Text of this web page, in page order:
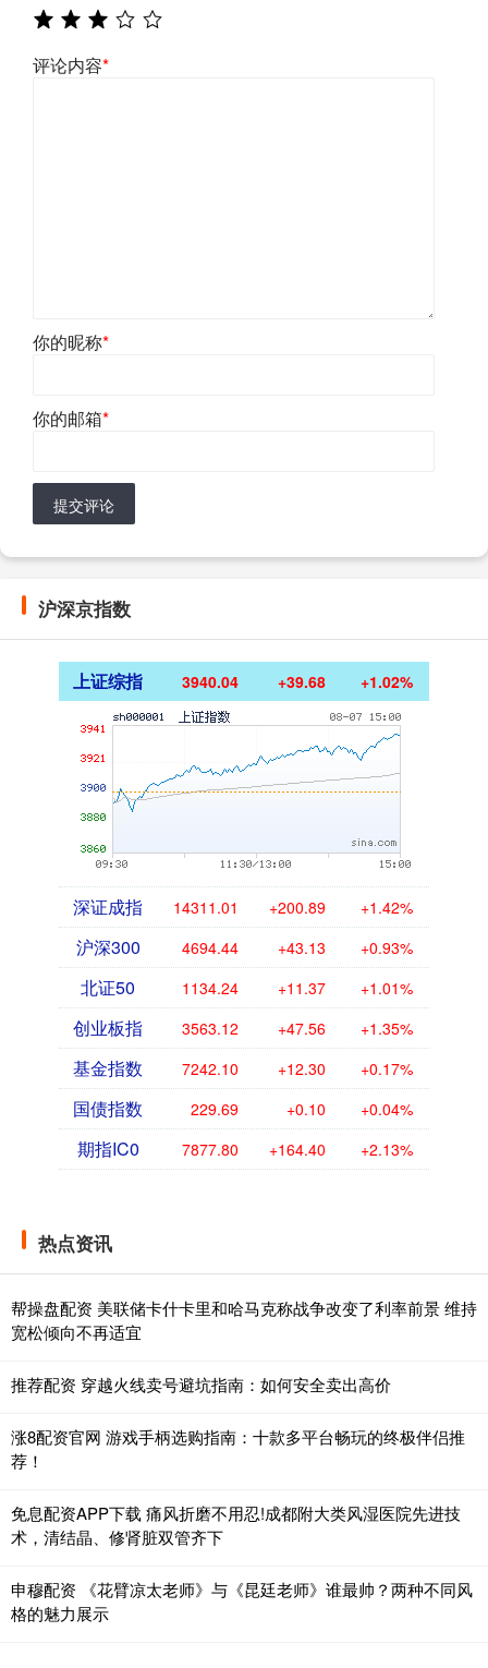
评论内容*
你的昵称*
你的邮箱*
提交评论
沪深京指数
上证综指 3940.04 +39.68 +1.02%
深证成指 14311.01 +200.89 +1.42%
沪深300 4694.44 +43.13 +0.93%
北证50 1134.24 +11.37 +1.01%
创业板指 3563.12 +47.56 +1.35%
基金指数 7242.10 +12.30 +0.17%
国债指数 229.69 +0.10 +0.04%
期指IC0 7877.80 +164.40 +2.13%
热点资讯
帮操盘配资 美联储卡什卡里和哈马克称战争改变了利率前景 维持
宽松倾向不再适宜
推荐配资 穿越火线卖号避坑指南：如何安全卖出高价
涨8配资官网 游戏手柄选购指南：十款多平台畅玩的终极伴侣推
荐！
免息配资APP下载 痛风折磨不用忍!成都附大类风湿医院先进技
术，清结晶、修肾脏双管齐下
申穆配资 《花臂凉太老师》与《昆廷老师》谁最帅？两种不同风
格的魅力展示